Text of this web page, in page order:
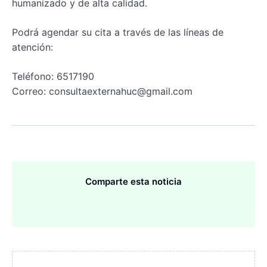
humanizado y de alta calidad.
Podrá agendar su cita a través de las líneas de
atención:
Teléfono: 6517190
Correo: consultaexternahuc@gmail.com
Comparte esta noticia